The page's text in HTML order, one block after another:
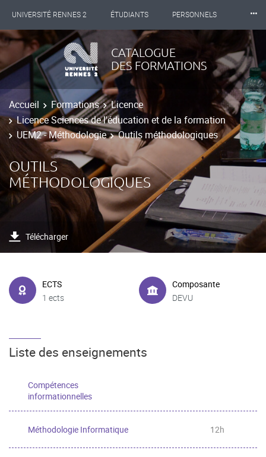
UNIVERSITÉ RENNES 2 ÉTUDIANTS PERSONNELS
INTERNATIONAL PROFESSIONNELS BIBLIOTHÈQUES
LES NOUVELLES DE RENNES 2
⸱⸱⸱
CATALOGUE
DES FORMATIONS
Accueil Formations
Licence
Licence Sciences de l'éducation et de la formation
UEM2 - Méthodologie
Outils méthodologiques
OUTILS
MÉTHODOLOGIQUES
Télécharger
ECTS
1 ects
Composante
DEVU
Liste des enseignements
Compétences
informationnelles
Méthodologie Informatique 12h